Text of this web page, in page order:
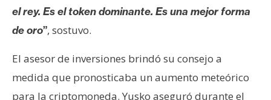
T
m
a
el rey. Es el token dominante. Es una mejor forma
de oro”, sostuvo.
El asesor de inversiones brindó su consejo a
medida que pronosticaba un aumento meteórico
para la criptomoneda. Yusko aseguró durante el